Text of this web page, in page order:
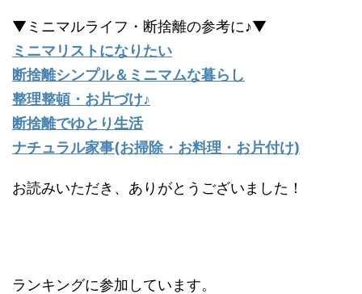
▼ミニマルライフ・断捨離の参考に♪▼
ミニマリストになりたい
断捨離シンプル＆ミニマムな暮らし
整理整頓・お片づけ♪
断捨離でゆとり生活
ナチュラル家事(お掃除・お料理・お片付け)
お読みいただき、ありがとうございました！
ランキングに参加しています。